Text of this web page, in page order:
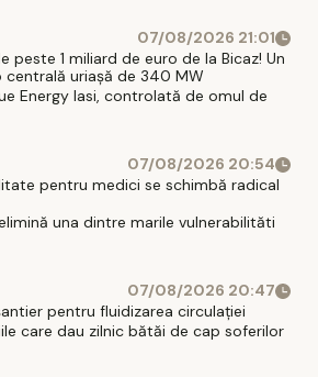
07/08/2026 21:01
peste 1 miliard de euro de la Bicaz! Un
uriașă de 340 MW
Energy Iasi, controlată de omul de
07/08/2026 20:54
pentru medici se schimbă radical
una dintre marile vulnerabilităti
07/08/2026 20:47
pentru fluidizarea circulației
care dau zilnic bătăi de cap soferilor